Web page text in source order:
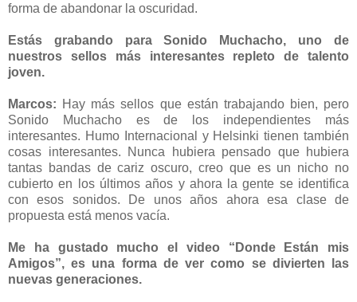
forma de abandonar la oscuridad.
Estás grabando para Sonido Muchacho, uno de
nuestros sellos más interesantes repleto de talento
joven.
Marcos: Hay más sellos que están trabajando bien, pero
Sonido Muchacho es de los independientes más
interesantes. Humo Internacional y Helsinki tienen también
cosas interesantes. Nunca hubiera pensado que hubiera
tantas bandas de cariz oscuro, creo que es un nicho no
cubierto en los últimos años y ahora la gente se identifica
con esos sonidos. De unos años ahora esa clase de
propuesta está menos vacía.
Me ha gustado mucho el video “Donde Están mis
Amigos”, es una forma de ver como se divierten las
nuevas generaciones.